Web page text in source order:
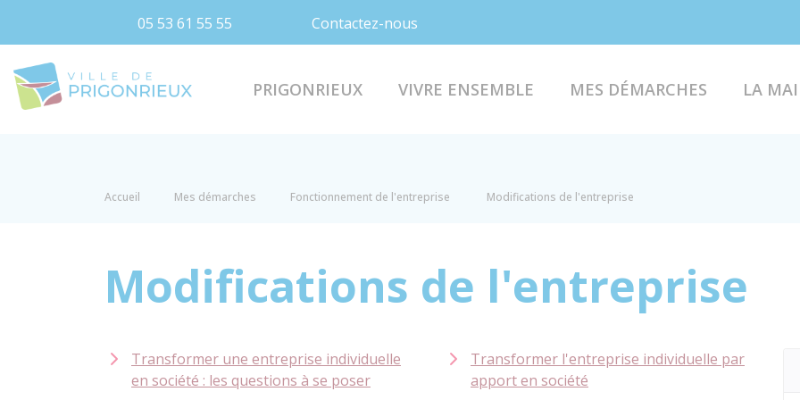
05 53 61 55 55 Contactez-nous
PRIGONRIEUX VIVRE ENSEMBLE MES DÉMARCHES LA
Accueil Mes démarches Fonctionnement de l'entreprise Modifications de l'entreprise
Modifications de l'entreprise
Transformer une entreprise individuelle
en société : les questions à se poser
Transformer l'entreprise individuelle par
apport en société